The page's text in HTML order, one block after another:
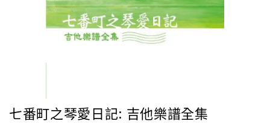
七番町之琴愛日記: 吉他樂譜全集